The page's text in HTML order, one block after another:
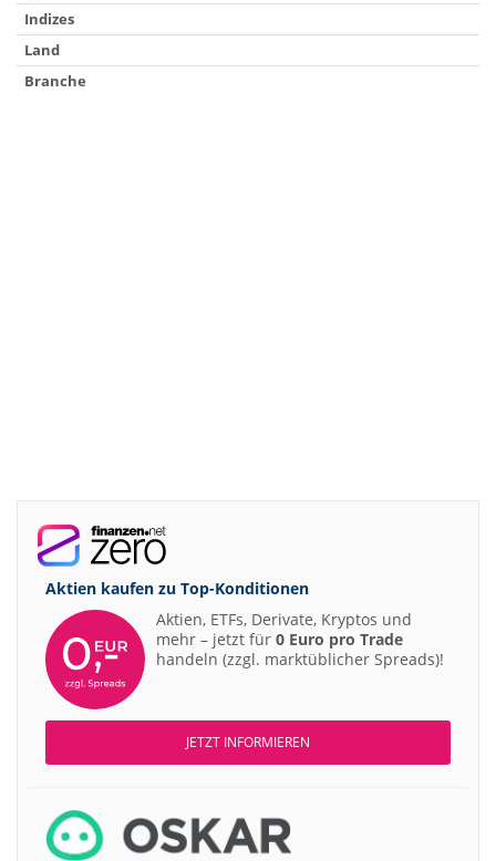
Indizes
Land
Branche
Aktien kaufen zu Top-Konditionen
Aktien, ETFs, Derivate, Kryptos und
mehr – jetzt für 0 Euro pro Trade
handeln (zzgl. marktüblicher Spreads)!
JETZT INFORMIEREN